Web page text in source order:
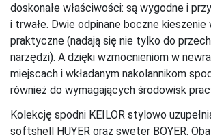
doskonałe właściwości: są wygodne i
i trwałe. Dwie odpinane boczne
praktyczne (nadają się nie tylko do
narzędzi). A dzięki wzmocnieniom w
miejscach i wkładanym nakolannikom
również do wymagających środowisk
Kolekcję spodni KEILOR stylowo
softshell HUYER oraz sweter BOYER.